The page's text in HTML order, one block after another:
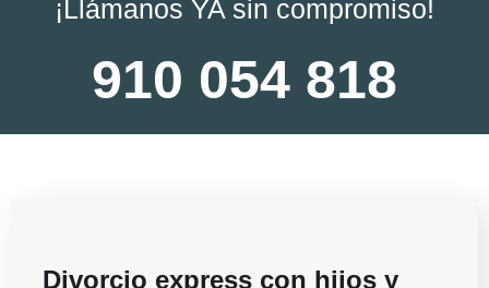
¡Llámanos YA sin compromiso!
910 054 818
Divorcio express con hijos y